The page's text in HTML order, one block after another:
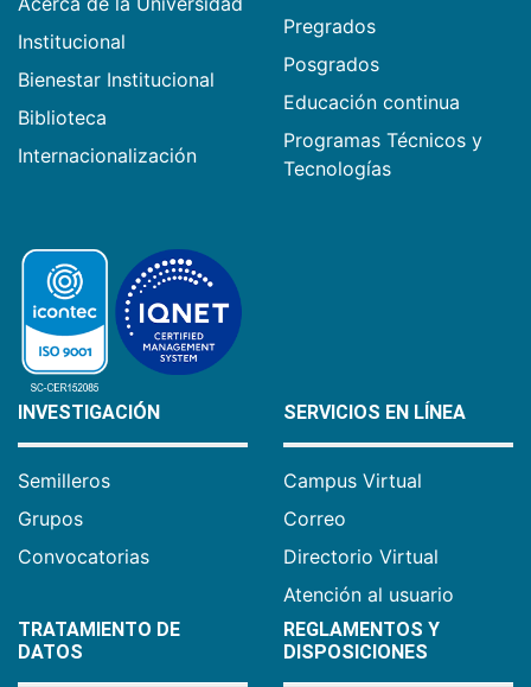
Institucional
Bienestar Institucional
Biblioteca
Internacionalización
Pregrados
Posgrados
Educación continua
Programas Técnicos y
Tecnologías
INVESTIGACIÓN
Semilleros
Grupos
Convocatorias
SERVICIOS EN LÍNEA
Campus Virtual
Correo
Directorio Virtual
Atención al usuario
TRATAMIENTO DE
DATOS
REGLAMENTOS Y
DISPOSICIONES